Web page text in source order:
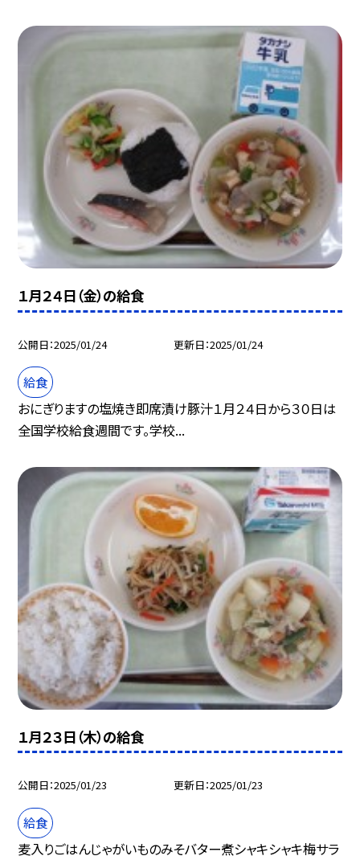
１月２４日（金）の給食
公開日 2025/01/24 更新日 2025/01/24
給食
おにぎりますの塩焼き即席漬け豚汁１月２４日から３０日は
全国学校給食週間です。学校...
１月２３日（木）の給食
公開日 2025/01/23 更新日 2025/01/23
給食
麦入りごはんじゃがいものみそバター煮シャキシャキ梅サラ